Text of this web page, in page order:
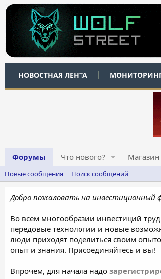
НОВОСТНАЯ ЛЕНТА
Форумы Что нового? Магазин
Новые сообщения Поиск сообщений
Добро пожаловать на инвестиционный
Во всем многообразии инвестиций
передовые технологии и новые
люди приходят поделиться своим
опыт и знания. Присоединяйтесь и вы!
Впрочем, для начала надо